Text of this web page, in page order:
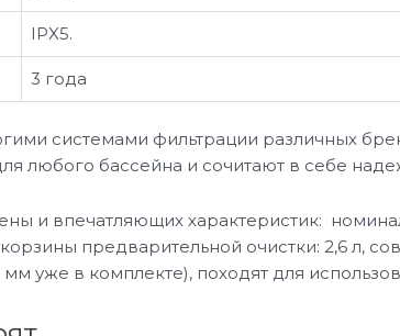
IPX5.
3 года
системами фильтрации различных
любого бассейна и сочитают в себе
и впечатляющих характеристик:
предварительной очистки: 2,6 л,
уже в комплекте), походят для